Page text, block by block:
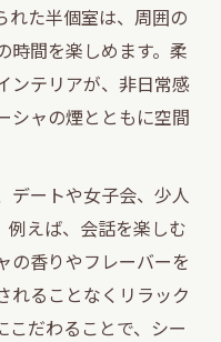
を選ぶポイント
ーシャの新しい定
シーシャを満喫
ある空間で体験
ーシャスポット探
すシーシャの至福
とムードの関係
れた半個室は、周囲の
時間を楽しめます。柔
ンテリアが、非日常感
シャの煙とともに空間
デートや女子会、少人
例えば、会話を楽しむ
の香りやフレーバーを
れることなくリラック
こだわることで、シー